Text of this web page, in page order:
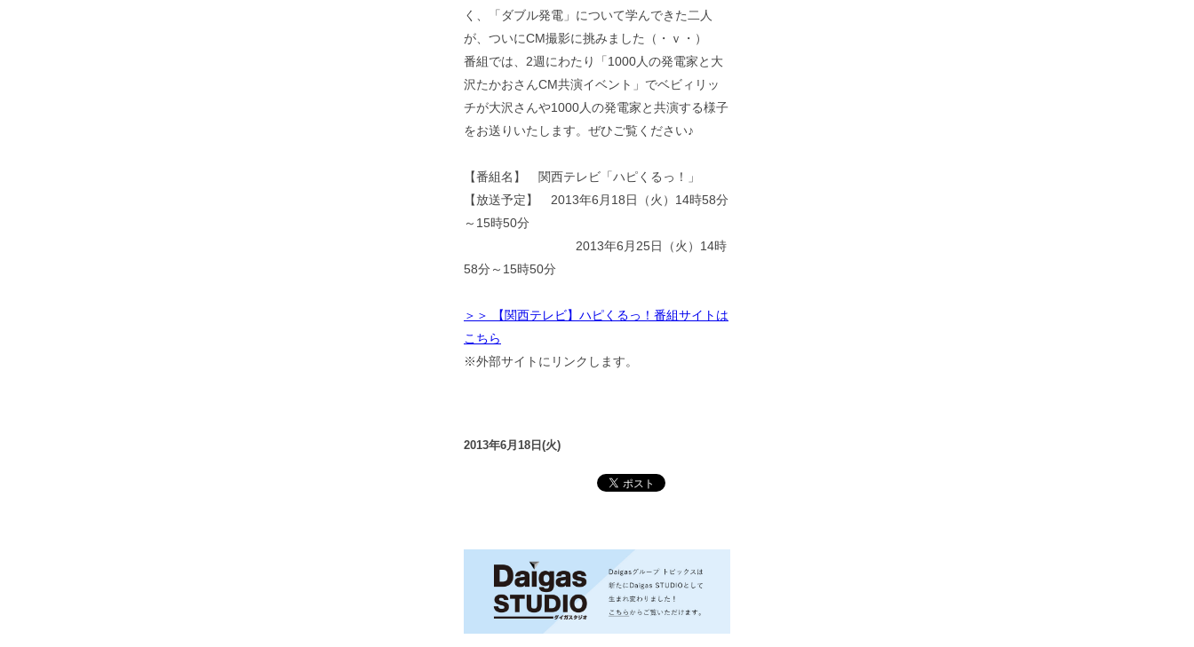
く、「ダブル発電」について学んできた二人
が、ついにCM撮影に挑みました（・ｖ・）
番組では、2週にわたり「1000人の発電家と大
沢たかおさんCM共演イベント」でベビィリッ
チが大沢さんや1000人の発電家と共演する様子
をお送りいたします。ぜひご覧ください♪
【番組名】 関西テレビ「ハピくるっ！」
【放送予定】 2013年6月18日（火）14時58分
～15時50分
2013年6月25日（火）14時
58分～15時50分
＞＞ 【関西テレビ】ハピくるっ！番組サイトは
こちら
※外部サイトにリンクします。
2013年6月18日(火)